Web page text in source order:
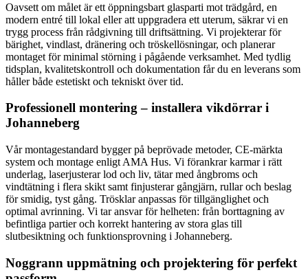
Oavsett om målet är ett öppningsbart glasparti mot trädgård, en
modern entré till lokal eller att uppgradera ett uterum, säkrar vi en
trygg process från rådgivning till driftsättning. Vi projekterar för
bärighet, vindlast, dränering och tröskellösningar, och planerar
montaget för minimal störning i pågående verksamhet. Med tydlig
tidsplan, kvalitetskontroll och dokumentation får du en leverans som
håller både estetiskt och tekniskt över tid.
Professionell montering – installera vikdörrar i
Johanneberg
Vår montagestandard bygger på beprövade metoder, CE-märkta
system och montage enligt AMA Hus. Vi förankrar karmar i rätt
underlag, laserjusterar lod och liv, tätar med ångbroms och
vindtätning i flera skikt samt finjusterar gångjärn, rullar och beslag
för smidig, tyst gång. Trösklar anpassas för tillgänglighet och
optimal avrinning. Vi tar ansvar för helheten: från borttagning av
befintliga partier och korrekt hantering av stora glas till
slutbesiktning och funktionsprovning i Johanneberg.
Noggrann uppmätning och projektering för perfekt